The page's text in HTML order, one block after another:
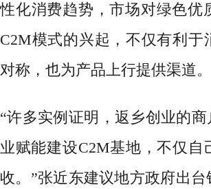
性化消费趋势，市场对绿色
C2M模式的兴起，不仅有利
对称，也为产品上行提供渠道。
“许多实例证明，返乡创业的
业赋能建设C2M基地，不仅
收。”张近东建议地方政府出